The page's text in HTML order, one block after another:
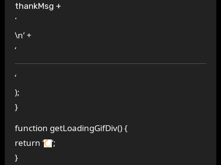
thankMsg +
‘
\n’ +
‘
‘
);
}
function getLoadingGifDiv() {
return ‘
‘;
}